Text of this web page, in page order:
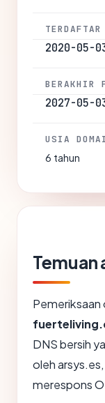
2020-05-
BERAKHIR
2027-05-
USIA
6 tahun
Temuan
DNS bersih
oleh
merespons